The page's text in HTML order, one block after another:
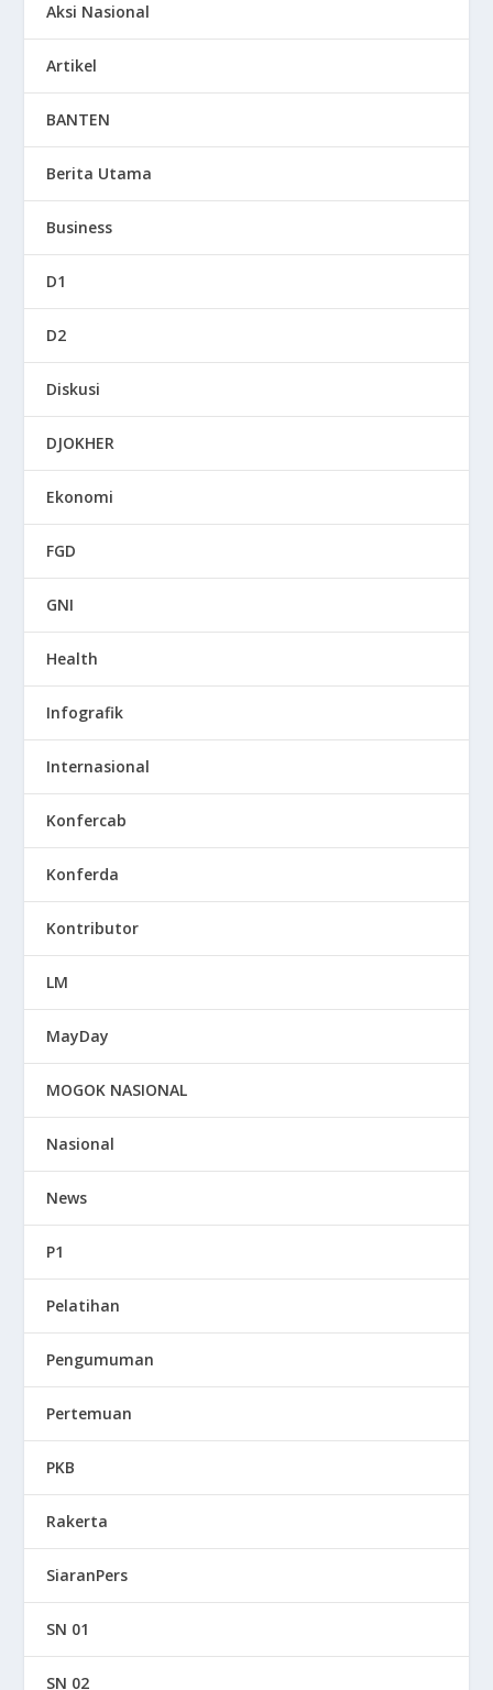
Aksi Nasional
Artikel
BANTEN
Berita Utama
Business
D1
D2
Diskusi
DJOKHER
Ekonomi
FGD
GNI
Health
Infografik
Internasional
Konfercab
Konferda
Kontributor
LM
MayDay
MOGOK NASIONAL
Nasional
News
P1
Pelatihan
Pengumuman
Pertemuan
PKB
Rakerta
SiaranPers
SN 01
SN 02